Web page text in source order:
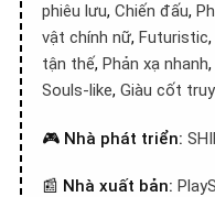
phiêu lưu, Chiến đấu,
vật chính nữ, Futuristic,
tận thế, Phản xạ nhanh,
Souls-like, Giàu cốt
🎮 Nhà phát triển:
📰 Nhà xuất bản: